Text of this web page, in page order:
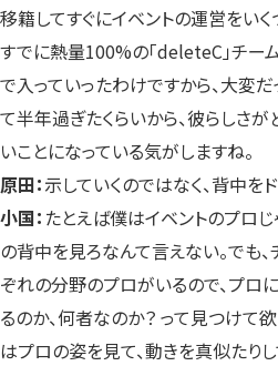
移籍してすぐにイベントの運営をいく
すでに熱量100%の「deleteC」チー
で入っていったわけですから、大変だ
て半年過ぎたくらいから、彼らしさ
いことになっている気がしますね。
原田：示していくのではなく、背中を
小国： たとえば僕はイベントのプロじ
の背中を見ろなんて言えない。でも
ぞれの分野のプロがいるので、プロ
るのか、何者なのか？ って見つけて
はプロの姿を見て、動きを真似たり